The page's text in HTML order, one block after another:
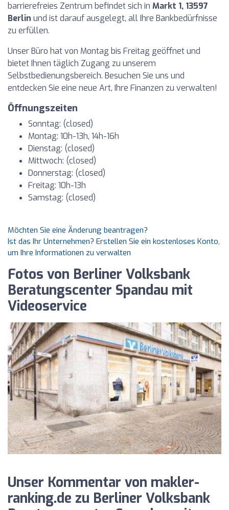
barrierefreies Zentrum befindet sich in Markt 1, 13597
Berlin und ist darauf ausgelegt, all Ihre Bankbedürfnisse
zu erfüllen.
Unser Büro hat von Montag bis Freitag geöffnet und
bietet Ihnen täglich Zugang zu unserem
Selbstbedienungsbereich. Besuchen Sie uns und
entdecken Sie eine neue Art, Ihre Finanzen zu verwalten!
Öffnungszeiten
Sonntag: (closed)
Montag: 10h-13h, 14h-16h
Dienstag: (closed)
Mittwoch: (closed)
Donnerstag: (closed)
Freitag: 10h-13h
Samstag: (closed)
Möchten Sie eine Änderung beantragen?
Ist das Ihr Unternehmen? Erstellen Sie ein kostenloses Konto,
um Ihre Informationen zu verwalten
Fotos von Berliner Volksbank
Beratungscenter Spandau mit
Videoservice
Unser Kommentar von makler-
ranking.de zu Berliner Volksbank